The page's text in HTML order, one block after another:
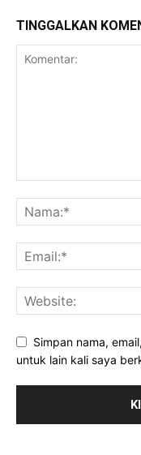
TINGGALKAN
Simpan nama,
untuk lain kali saya